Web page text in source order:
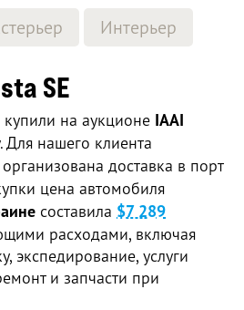
Интерьер
SE
на аукционе IAAI
Для нашего клиента
доставка в порт
цена автомобиля
составила $7 289
расходами, включая
экспедирование, услуги
и запчасти при